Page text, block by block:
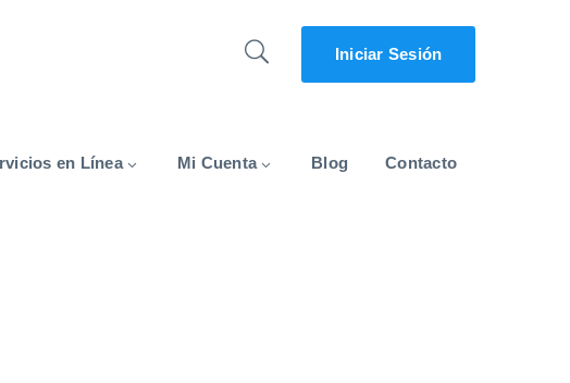
Iniciar Sesión
en Línea Mi Cuenta Blog Contacto